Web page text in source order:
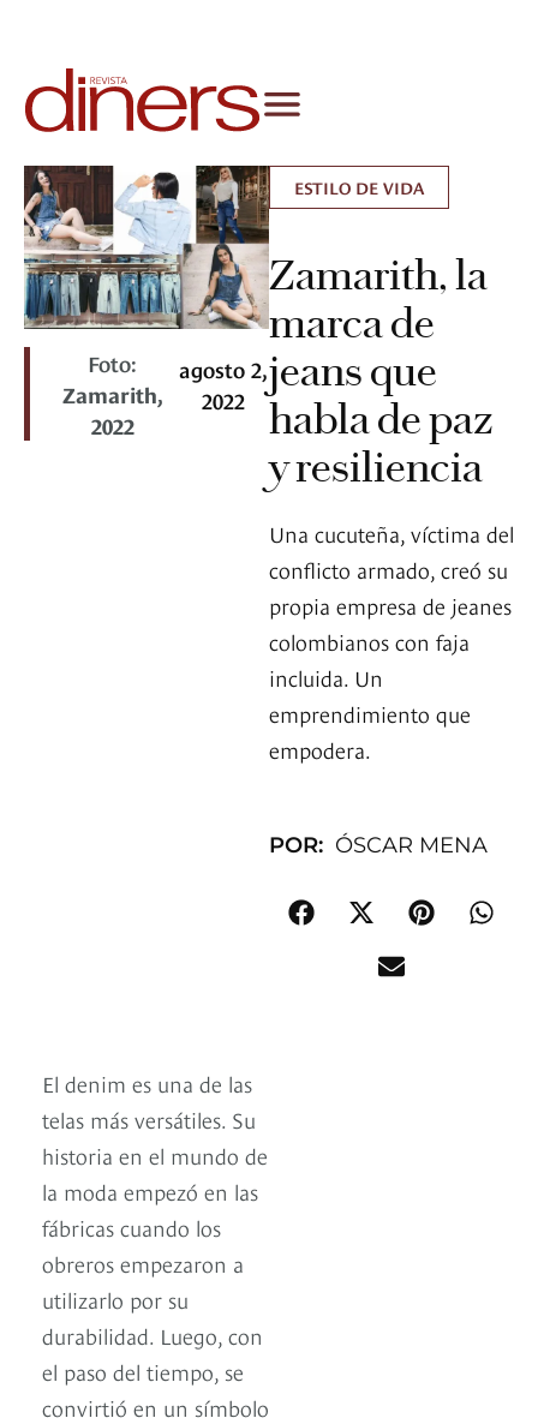
Foto:
Zamarith,
2022
agosto 2,
2022
ESTILO DE VIDA
Zamarith, la
marca de
jeans que
habla de paz
y resiliencia
Una cucuteña, víctima del
conflicto armado, creó su
propia empresa de jeanes
colombianos con faja
incluida. Un
emprendimiento que
empodera.
POR: ÓSCAR MENA
El denim es una de las
telas más versátiles. Su
historia en el mundo de
la moda empezó en las
fábricas cuando los
obreros empezaron a
utilizarlo por su
durabilidad. Luego, con
el paso del tiempo, se
convirtió en un símbolo